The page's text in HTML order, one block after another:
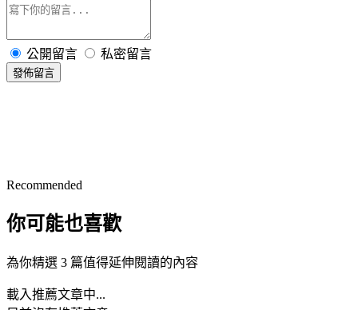
公開留言 私密留言
發佈留言
Recommended
你可能也喜歡
為你精選 3 篇值得延伸閱讀的內容
載入推薦文章中...